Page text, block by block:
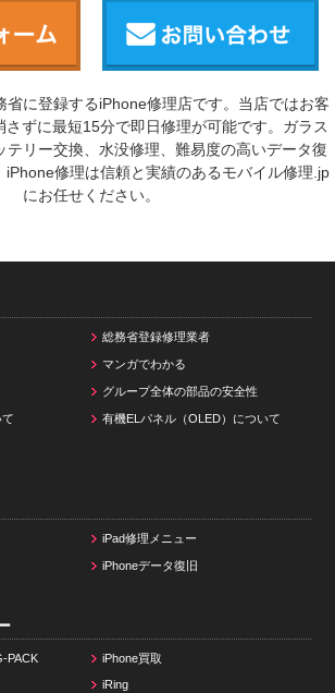
省に登録するiPhone修理店です。当店ではお客
ずに最短15分で即日修理が可能です。ガラス
テリー交換、水没修理、難易度の高いデータ復
iPhone修理は信頼と実績のあるモバイル修理.jp
にお任せください。
総務省登録修理業者
マンガでわかる
グループ全体の部品の安全性
有機ELパネル（OLED）について
iPad修理メニュー
iPhoneデータ復旧
PACK
iPhone買取
iRing